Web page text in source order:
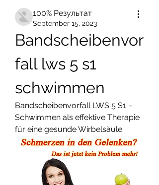
100% Результат
September 15, 2023
Bandscheibenvor
fall lws 5 s1
schwimmen
Bandscheibenvorfall LWS 5 S1 –
Schwimmen als effektive Therapie
für eine gesunde Wirbelsäule